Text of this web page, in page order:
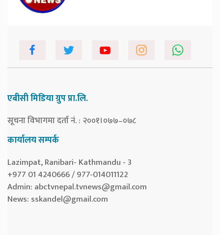
एबीसी मिडिया ग्रुप प्रा.लि.
सूचना विभागमा दर्ता नं. : २००१।०७७–०७८
कार्यालय सम्पर्क
Lazimpat, Ranibari- Kathmandu - 3
+977 01 4240666 / 977-014011122
Admin: abctvnepal.tvnews@gmail.com
News: sskandel@gmail.com